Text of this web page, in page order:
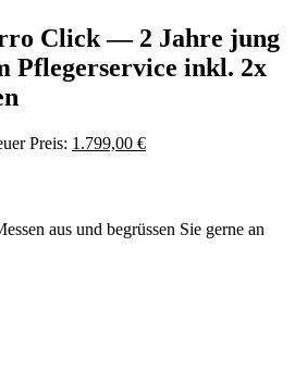
Click — 2 Jahre jung
Pflegerservice inkl. 2x
Preis: 1.799,00 €Aktueller
aus und begrüssen Sie gerne an